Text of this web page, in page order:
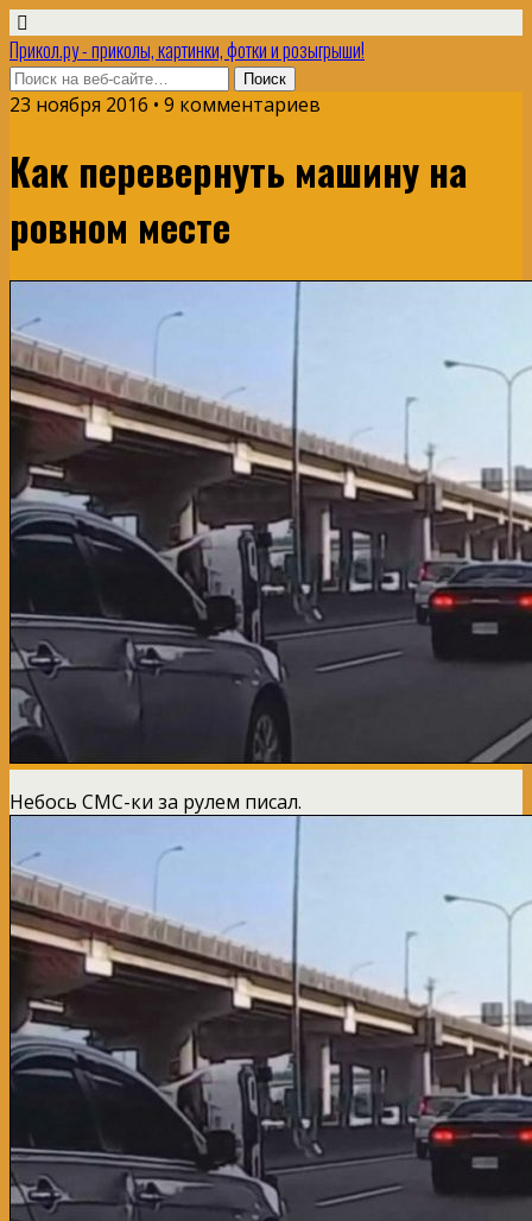
Прикол.ру - приколы, картинки, фотки и розыгрыши!
23 ноября 2016 • 9 комментариев
Как перевернуть машину на
ровном месте
Небось СМС-ки за рулем писал.